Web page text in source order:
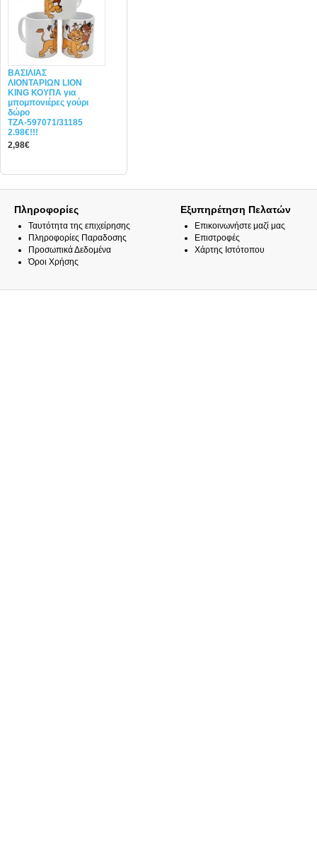
ΒΑΣΙΛΙΑΣ
ΛΙΟΝΤΑΡΙΩΝ LION
KING ΚΟΥΠΑ για
μπομπονιέρες γούρι
δώρο
ΤΖΑ-597071/31185
2.98€!!!
2,98€
Πληροφορίες
Ταυτότητα της επιχείρησης
Πληροφορίες Παραδοσης
Προσωπικά Δεδομένα
Όροι Χρήσης
Εξυπηρέτηση Πελατών
Επικοινωνήστε μαζί μας
Επιστροφές
Χάρτης Ιστότοπου